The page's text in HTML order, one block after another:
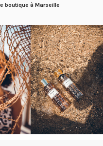
boutique à Marseille